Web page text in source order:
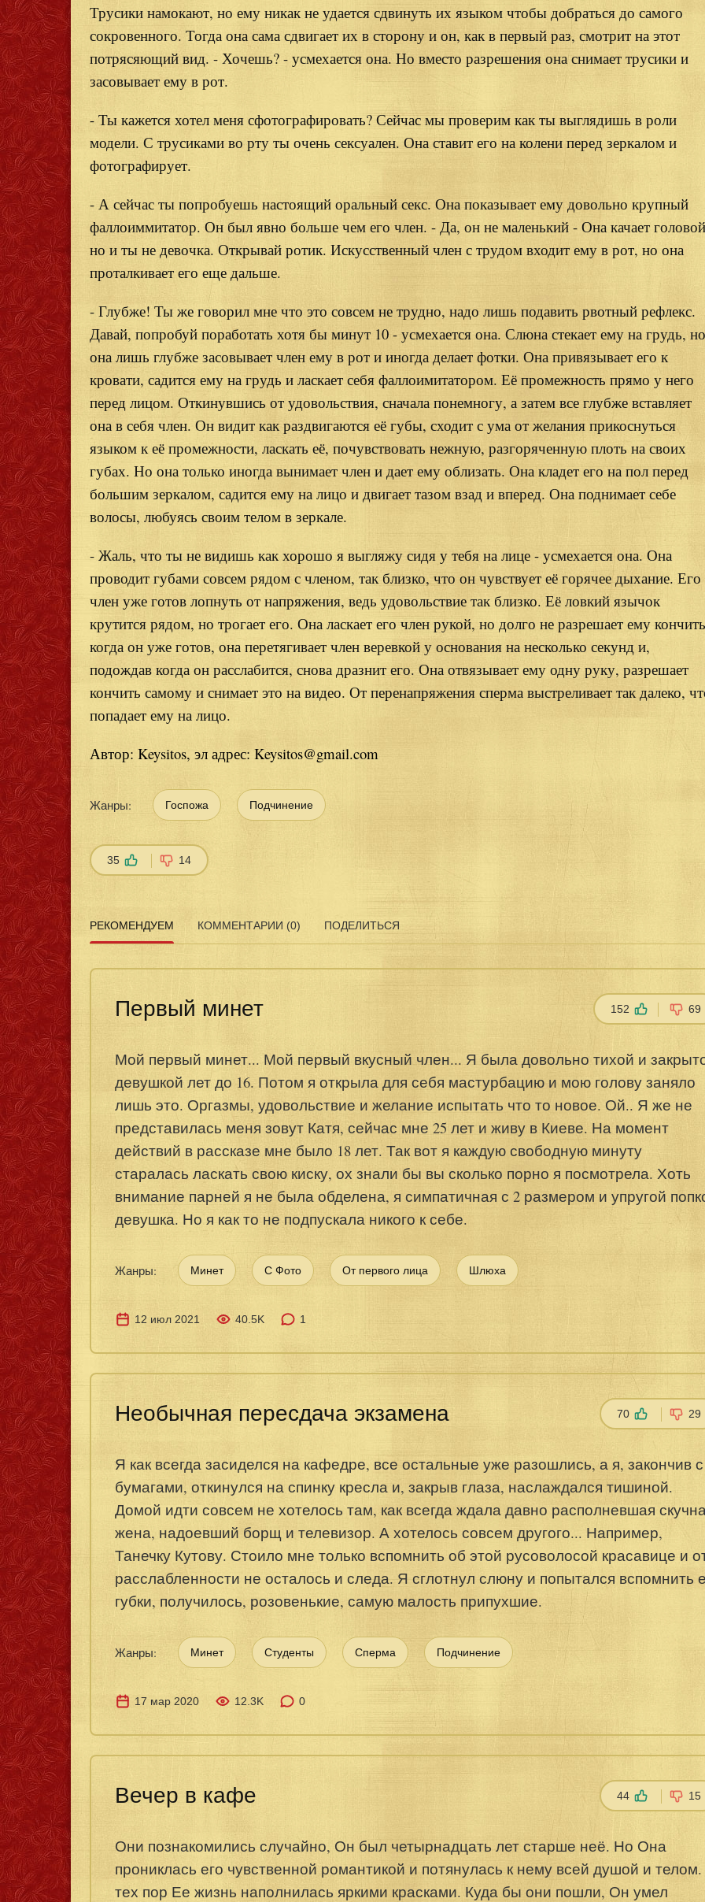
Трусики намокают, но ему никак не удается сдвинуть их языком чтобы добраться до самого
сокровенного. Тогда она сама сдвигает их в сторону и он, как в первый раз, смотрит на этот
потрясяющий вид. - Хочешь? - усмехается она. Но вместо разрешения она снимает трусики и
засовывает ему в рот.
- Ты кажется хотел меня сфотографировать? Сейчас мы проверим как ты выглядишь в роли
модели. С трусиками во рту ты очень сексуален. Она ставит его на колени перед зеркалом и
фотографирует.
- А сейчас ты попробуешь настоящий оральный секс. Она показывает ему довольно крупный
фаллоиммитатор. Он был явно больше чем его член. - Да, он не маленький - Она качает
но и ты не девочка. Открывай ротик. Искусственный член с трудом входит ему в рот, но она
проталкивает его еще дальше.
- Глубже! Ты же говорил мне что это совсем не трудно, надо лишь подавить рвотный рефлекс.
Давай, попробуй поработать хотя бы минут 10 - усмехается она. Слюна стекает ему на грудь, но
она лишь глубже засовывает член ему в рот и иногда делает фотки. Она привязывает его к
кровати, садится ему на грудь и ласкает себя фаллоимитатором. Её промежность прямо у него
перед лицом. Откинувшись от удовольствия, сначала понемногу, а затем все глубже вставляет
она в себя член. Он видит как раздвигаются её губы, сходит с ума от желания прикоснуться
языком к её промежности, ласкать её, почувствовать нежную, разгоряченную плоть на своих
губах. Но она только иногда вынимает член и дает ему облизать. Она кладет его на пол перед
большим зеркалом, садится ему на лицо и двигает тазом взад и вперед. Она поднимает себе
волосы, любуясь своим телом в зеркале.
- Жаль, что ты не видишь как хорошо я выгляжу сидя у тебя на лице - усмехается она. Она
проводит губами совсем рядом с членом, так близко, что он чувствует её горячее дыхание. Его
член уже готов лопнуть от напряжения, ведь удовольствие так близко. Её ловкий язычок
крутится рядом, но трогает его. Она ласкает его член рукой, но долго не разрешает ему
когда он уже готов, она перетягивает член веревкой у основания на несколько секунд и,
подождав когда он расслабится, снова дразнит его. Она отвязывает ему одну руку, разрешает
кончить самому и снимает это на видео. От перенапряжения сперма выстреливает так далеко,
попадает ему на лицо.
Автор: Keysitos, эл адрес: Keysitos@gmail.com
Жанры: Госпожа Подчинение
35 14
РЕКОМЕНДУЕМ КОММЕНТАРИИ (0) ПОДЕЛИТЬСЯ
Первый минет
Мой первый минет... Мой первый вкусный член... Я была довольно тихой и
девушкой лет до 16. Потом я открыла для себя мастурбацию и мою голову заняло
лишь это. Оргазмы, удовольствие и желание испытать что то новое. Ой.. Я же не
представилась меня зовут Катя, сейчас мне 25 лет и живу в Киеве. На момент
действий в рассказе мне было 18 лет. Так вот я каждую свободную минуту
старалась ласкать свою киску, ох знали бы вы сколько порно я посмотрела. Хоть
внимание парней я не была обделена, я симпатичная с 2 размером и упругой
девушка. Но я как то не подпускала никого к себе.
152 69
Жанры: Минет С Фото От первого лица Шлюха
12 июл 2021 40.5K 1
Необычная пересдача экзамена
Я как всегда засиделся на кафедре, все остальные уже разошлись, а я, закончив с
бумагами, откинулся на спинку кресла и, закрыв глаза, наслаждался тишиной.
Домой идти совсем не хотелось там, как всегда ждала давно располневшая
жена, надоевший борщ и телевизор. А хотелось совсем другого... Например,
Танечку Кутову. Стоило мне только вспомнить об этой русоволосой красавице и
расслабленности не осталось и следа. Я сглотнул слюну и попытался вспомнить
губки, получилось, розовенькие, самую малость припухшие.
70 29
Жанры: Минет Студенты Сперма Подчинение
17 мар 2020 12.3K 0
Вечер в кафе
Они познакомились случайно, Он был четырнадцать лет старше неё. Но Она
прониклась его чувственной романтикой и потянулась к нему всей душой и
тех пор Ее жизнь наполнилась яркими красками. Куда бы они пошли, Он умел
44 15